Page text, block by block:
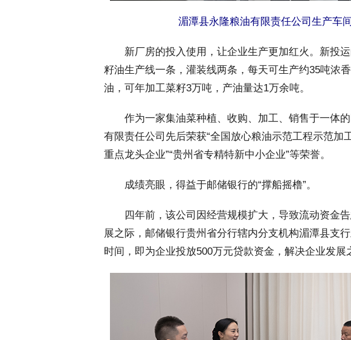
湄潭县永隆粮油有限责任公司生产车
新厂房的投入使用，让企业生产更加红火。新投运
籽油生产线一条，灌装线两条，每天可生产约35吨浓
油，可年加工菜籽3万吨，产油量达1万余吨。
作为一家集油菜种植、收购、加工、销售于一体的
有限责任公司先后荣获“全国放心粮油示范工程示范加
重点龙头企业”“贵州省专精特新中小企业”等荣誉。
成绩亮眼，得益于邮储银行的“撑船摇橹”。
四年前，该公司因经营规模扩大，导致流动资金告
展之际，邮储银行贵州省分行辖内分支机构湄潭县支
时间，即为企业投放500万元贷款资金，解决企业发展